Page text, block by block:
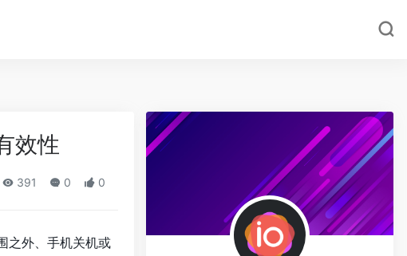
效性
391 0 0
之外、手机关机或